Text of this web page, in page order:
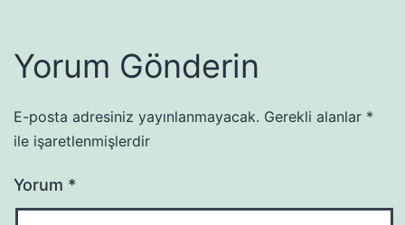
Yorum Gönderin
E-posta adresiniz yayınlanmayacak. Gerekli alanlar *
ile işaretlenmişlerdir
Yorum *